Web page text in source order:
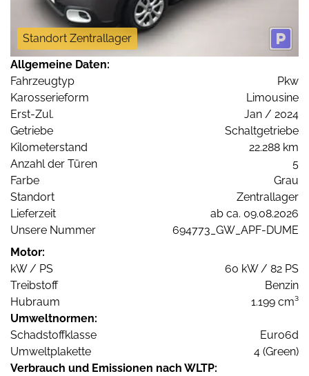
Standort Zentrallager
Allgemeine Daten:
Fahrzeugtyp
Pkw
Karosserieform
Limousine
Erst-Zul.
Jan / 2024
Getriebe
Schaltgetriebe
Kilometerstand
22.288 km
Anzahl der Türen
5
Farbe
Grau
Standort
Zentrallager
Lieferzeit
ab ca. 09.08.2026
Unsere Nummer
694773_GW_APF-DUME
Motor:
kW / PS
60 kW / 82 PS
Treibstoff
Benzin
Hubraum
1.199 cm³
Umweltnormen:
Schadstoffklasse
Euro6d
Umweltplakette
4 (Green)
Verbrauch und Emissionen nach WLTP: